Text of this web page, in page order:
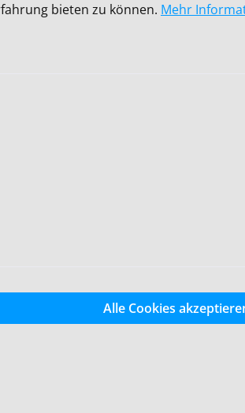
bieten zu können. Mehr
bieten zu können. Mehr
Alle Cookies